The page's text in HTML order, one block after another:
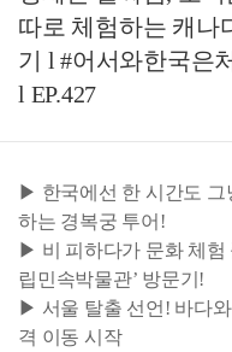
따로 체험하는 캐나
기 l #어서와한국은
l EP.427
▶ 한국에선 한 시간도 그
하는 경복궁 투어!
▶ 비 피하다가 문화 체험
립민속박물관’ 방문기!
▶ 서울 탈출 선언! 바다
격 이동 시작